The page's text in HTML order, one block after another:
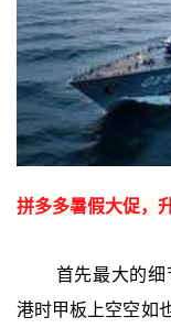
拼多多暑假大促，
首先最大的
港时甲板上空空如